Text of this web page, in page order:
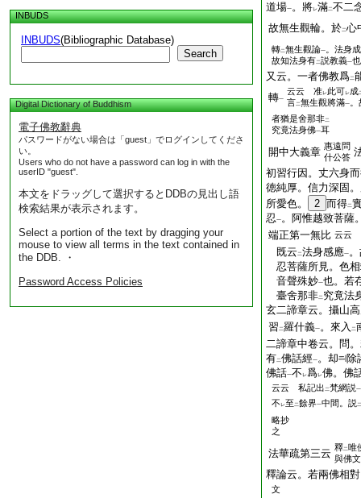
INBUDS
INBUDS(Bibliographic Database)
Search
Digital Dictionary of Buddhism
電子佛教辭典
パスワードがない場合は「guest」でログインしてくださ
い。
Users who do not have a password can log in with the
userID "guest".
本文をドラッグして選択するとDDBの見出し語
検索結果が表示されます。
Select a portion of the text by dragging your
mouse to view all terms in the text contained in
the DDB. ・
Password Access Policies
道場一。將レ滿二不二
故無生觀輪。於二心
轉二無生觀論一 。法身
故知法身有二説教義一也
又云。一者佛教爲二
轉一
云云 准レ此可レ成
言二無生觀將滿一
者猶是舍那非二
究竟法身佛一耳
開中大義章 惠遠問
什公答
初習行因。丈六身
徳純厚。信力深固
所愛色。
2 而得二
忍一。阿惟越致菩薩
端正第一無比 云云
既云 二法身感應一
忍菩薩所見。色
音聲殊妙一也。若
臺舍那非二 究竟法
玄二諦章云。攝山
習 二羅什義一。來入 二
二諦章中卷云。問
有二佛話經一。却
除
佛話一不 レ爲レ佛。佛
云云 私記出 二梵網説一
不 レ至 二餘界一中間。説 二
略抄
之
法華疏第三云 釋二唯
與佛文
釋論云。若兩佛相
文